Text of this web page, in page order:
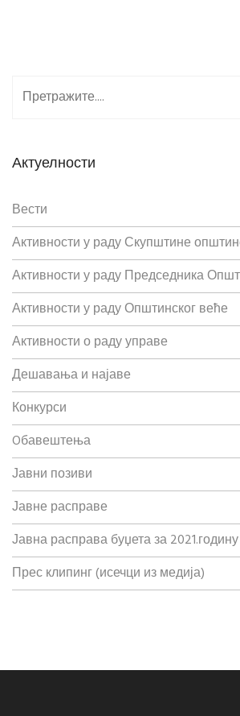
Актуелности
Вести
Активности у раду Скупштине
Активности у раду Председника
Активности у раду Општинског веће
Активности о раду управе
Дешавања и најаве
Конкурси
Oбавештења
Јавни позиви
Јавне расправе
Јавна расправа буџета за 2021.годину
Прес клипинг (исечци из медија)